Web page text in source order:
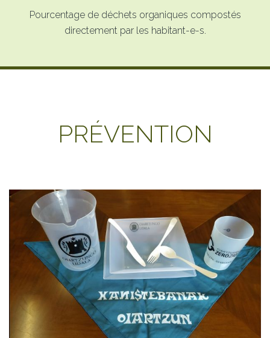
Pourcentage de déchets organiques compostés
directement par les habitant-e-s.
PRÉVENTION